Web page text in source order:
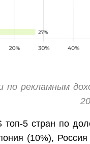
по рекламным
топ-5 стран по
(10%), Россия